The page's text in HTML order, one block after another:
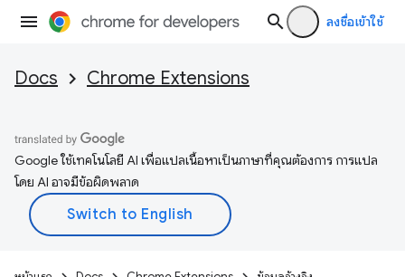
ลงชื่อเข้าใช้
Docs Chrome Extensions
Google ใช้เทคโนโลยี AI เพื่อแปลเนื้อหาเป็นภาษาที่คุณต้องการ การแปล
โดย AI อาจมีข้อผิดพลาด